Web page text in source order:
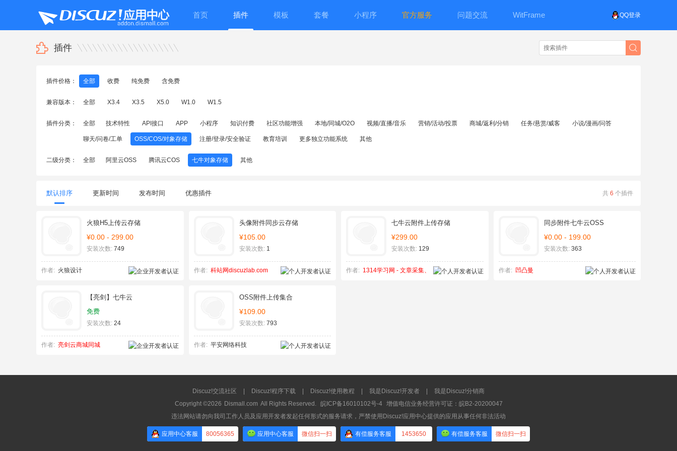
QQ登录
首页 插件 模板 套餐 小程序 官方服务 问题交流 WitFrame
插件
插件价格： 全部 收费 纯免费 含免费
兼容版本： 全部 X3.4 X3.5 X5.0 W1.0 W1.5
插件分类： 全部 技术特性 API接口 APP 小程序 知识付费 社区功能增强 本地/同城/O2O 视频/直播/音乐 营销/活动/投票 商城/返利/分销 任务/悬赏/威客 小说/漫画/问答
聊天/问卷/工单 OSS/COS/对象存储 注册/登录/安全验证 教育培训 更多独立功能系统 其他
二级分类： 全部 阿里云OSS 腾讯云COS 七牛对象存储 其他
共 6 个插件
默认排序 更新时间 发布时间 优惠插件
火狼H5上传云存储
¥0.00 - 299.00
安装次数: 749
作者: 火狼设计
头像附件同步云存储
¥105.00
安装次数:1
作者: 科站网discuzlab.com
七牛云附件上传存储
¥299.00
安装次数: 129
作者: 1314学习网 - 文章采集、
同步附件七牛云OSS
¥0.00 - 199.00
安装次数:363
作者: 凹凸曼
【亮剑】七牛云
免费
安装次数: 24
作者: 亮剑云商城同城
OSS附件上传集合
¥109.00
安装次数:793
作者: 平安网络科技
Discuz!交流社区 Discuz!程序下载 Discuz!使用教程 我是Discuz!开发者
我是Discuz!分销商
Copyright ©2026 Dismall.com All Rights Reserved. 皖ICP备16010102号-4
增值电信业务经营许可证：皖B2-20200047
违法网站请勿向我司工作人员及应用开发者发起任何形式的服务请求，严禁使用Discuz!应用中心提供的应用从事任何非法活动
应用中心客服 80056365 应用中心客服 微信扫一扫 有偿服务客服 1453650 有偿服务客服 微信扫一扫